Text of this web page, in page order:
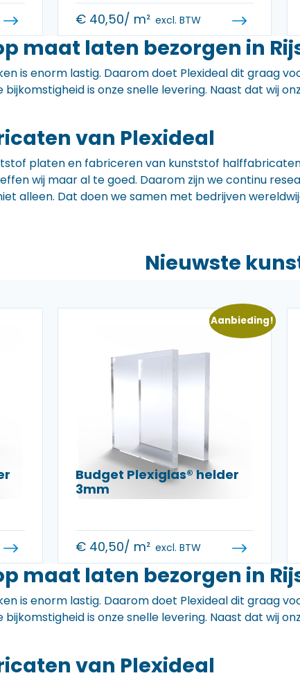
€ 40,50/ m² excl. BTW
maat laten bezorgen in
is enorm lastig. Daarom doet Plexideal dit graag
is onze snelle levering. Naast dat wij
van Plexideal
platen en fabriceren van kunststof
wij maar al te goed. Daarom zijn we continu
alleen. Dat doen we samen met bedrijven
Nieuwste
Aanbieding!
Budget Plexiglas® helder
3mm
€ 40,50/ m² excl. BTW
maat laten bezorgen in
is enorm lastig. Daarom doet Plexideal dit graag
is onze snelle levering. Naast dat wij
van Plexideal